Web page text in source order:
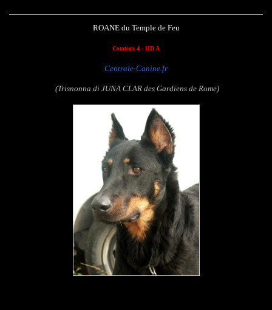
ROANE du Temple de Feu
Cotation 4 - HD A
Centrale-Canine.fr
(Trisnonna di JUNA CLAR des Gardiens de Rome)